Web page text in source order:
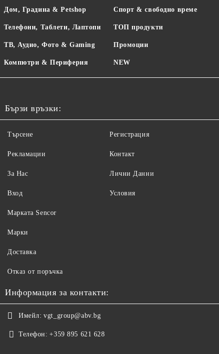
Дом, Градина & Petshop
Телефони, Таблети, Лаптопи
ТВ, Аудио, Фото & Gaming
Компютри & Периферия
Спорт & свободно време
ТОП продукти
Промоции
NEW
Бързи връзки:
Търсене
Рекламации
За Нас
Вход
Регистрация
Контакт
Лични Данни
Условия
Maрката Sencor
Марки
Доставка
Отказ от поръчка
Информация за контакти:
Имейл: vgt_group@abv.bg
Телефон: +359 895 621 628